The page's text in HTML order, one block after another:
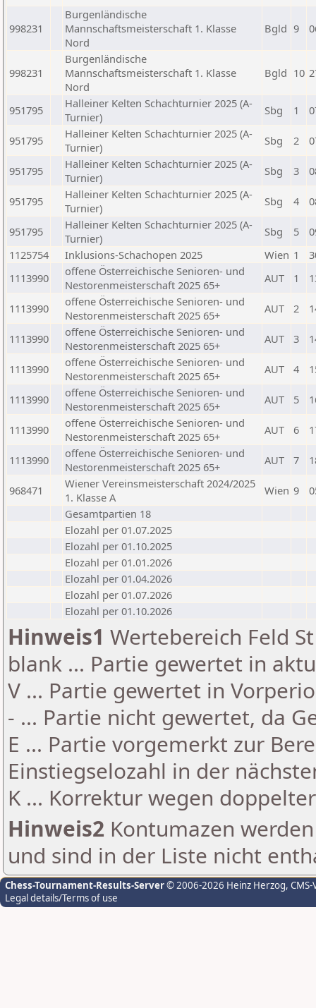
998231
Burgenländische
Mannschaftsmeisterschaft 1. Klasse
Nord
Bgld 9
998231
Burgenländische
Mannschaftsmeisterschaft 1. Klasse
Nord
Bgld 10
951795
Halleiner Kelten Schachturnier 2025 (A-
Turnier)
Sbg 1
951795
Halleiner Kelten Schachturnier 2025 (A-
Turnier)
Sbg 2
951795
Halleiner Kelten Schachturnier 2025 (A-
Turnier)
Sbg 3
951795
Halleiner Kelten Schachturnier 2025 (A-
Turnier)
Sbg 4
951795
Halleiner Kelten Schachturnier 2025 (A-
Turnier)
Sbg 5
1125754
Inklusions-Schachopen 2025 Wien 1
1113990
offene Österreichische Senioren- und
Nestorenmeisterschaft 2025 65+
AUT 1
1113990
offene Österreichische Senioren- und
Nestorenmeisterschaft 2025 65+
AUT 2
1113990
offene Österreichische Senioren- und
Nestorenmeisterschaft 2025 65+
AUT 3
1113990
offene Österreichische Senioren- und
Nestorenmeisterschaft 2025 65+
AUT 4
1113990
offene Österreichische Senioren- und
Nestorenmeisterschaft 2025 65+
AUT 5
1113990
offene Österreichische Senioren- und
Nestorenmeisterschaft 2025 65+
AUT 6
1113990
offene Österreichische Senioren- und
Nestorenmeisterschaft 2025 65+
AUT 7
968471
Wiener Vereinsmeisterschaft 2024/2025
1. Klasse A
Wien 9
Gesamtpartien 18
Elozahl per 01.07.2025
Elozahl per 01.10.2025
Elozahl per 01.01.2026
Elozahl per 01.04.2026
Elozahl per 01.07.2026
Elozahl per 01.10.2026
Hinweis1 Wertebereich Feld
blank ... Partie gewertet in
V ... Partie gewertet in
- ... Partie nicht gewertet, da
E ... Partie vorgemerkt zur
Einstiegselozahl in der
K ... Korrektur wegen
Hinweis2 Kontumazen
und sind in der Liste nicht
Chess-Tournament-Results-Server© 2006-2026 Heinz Herzog,
Legal details/Terms of use